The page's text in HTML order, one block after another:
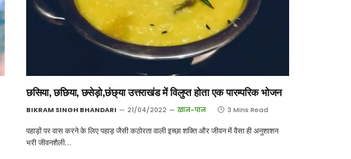
छसिया, छछिया, छसेड़ो,छंछ्या उत्तराखंड में विलुप्त होता एक पारम्परिक भोजन
BIKRAM SINGH BHANDARI 21/04/2022 खान-पान 3 Mins Read
पहाड़ों पर वास करने के लिए पहाड़ जैसी कठोरता वाली इच्छा शक्ति और जीवन में वैसा ही अनुशाशन
भरी जीवनशैली…